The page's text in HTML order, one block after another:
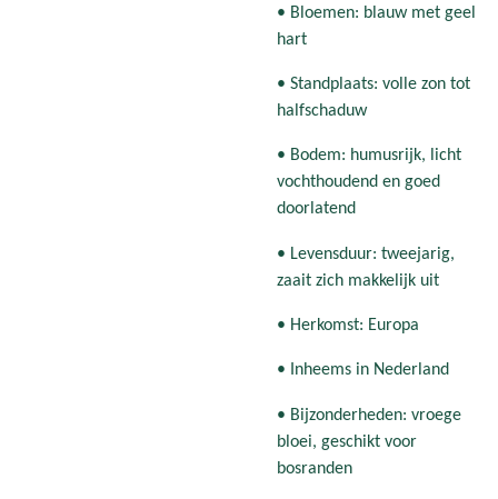
• Bloemen: blauw met geel
hart
• Standplaats: volle zon tot
halfschaduw
• Bodem: humusrijk, licht
vochthoudend en goed
doorlatend
• Levensduur: tweejarig,
zaait zich makkelijk uit
• Herkomst: Europa
• Inheems in Nederland
• Bijzonderheden: vroege
bloei, geschikt voor
bosranden